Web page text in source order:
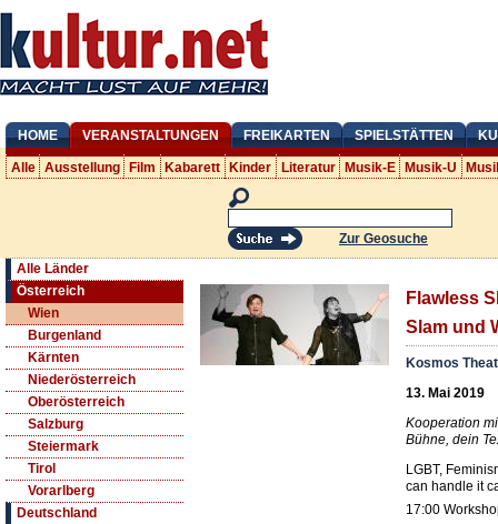
HOME VERANSTALTUNGEN FREIKARTEN SPIELSTÄTTEN
Alle Ausstellung Film Kabarett Kinder Literatur Musik-E Musik-U
Zur Geosuche
Alle Länder
Österreich
Wien
Burgenland
Kärnten
Niederösterreich
Oberösterreich
Salzburg
Steiermark
Tirol
Vorarlberg
Deutschland
Flawless
Slam und
Kosmos
13. Mai 2019
Kooperation
Bühne, dein
LGBT,
can handle it
17:00